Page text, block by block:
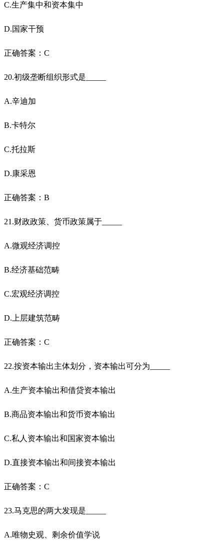
C.生产集中和资本集中
D.国家干预
正确答案：C
20.初级垄断组织形式是_____
A.辛迪加
B.卡特尔
C.托拉斯
D.康采恩
正确答案：B
21.财政政策、货币政策属于_____
A.微观经济调控
B.经济基础范畴
C.宏观经济调控
D.上层建筑范畴
正确答案：C
22.按资本输出主体划分，资本输出可分为_____
A.生产资本输出和借贷资本输出
B.商品资本输出和货币资本输出
C.私人资本输出和国家资本输出
D.直接资本输出和间接资本输出
正确答案：C
23.马克思的两大发现是_____
A.唯物史观、剩余价值学说